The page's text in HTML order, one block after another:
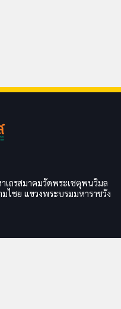
เถรสมาคมวัดพระเชตุพนวิมล
ไชย แขวงพระบรมมหาราชวัง